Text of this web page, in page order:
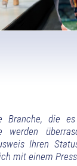
Branche, die
werden
Ihren
mit einem